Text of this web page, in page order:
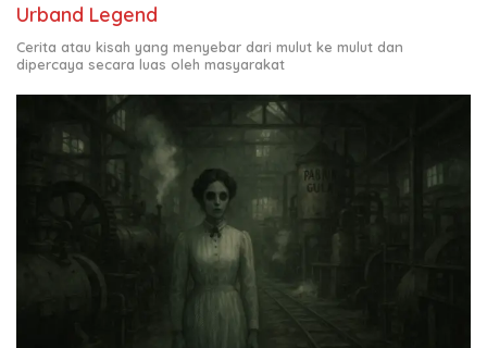
Urband Legend
Cerita atau kisah yang menyebar dari mulut ke mulut dan
dipercaya secara luas oleh masyarakat